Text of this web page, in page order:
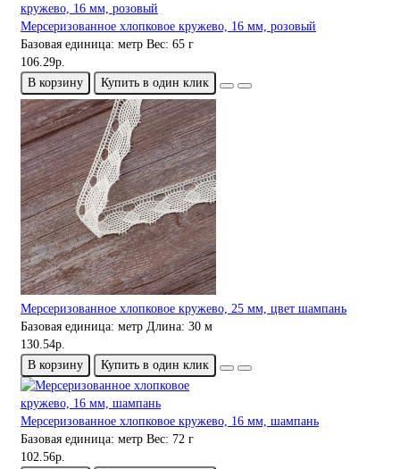
Мерсеризованное хлопковое кружево, 16 мм, розовый
Базовая единица: метр Вес: 65 г
106.29р.
В корзину
Купить в один клик
Мерсеризованное хлопковое кружево, 25 мм, цвет шампань
Базовая единица: метр Длина: 30 м
130.54р.
В корзину
Купить в один клик
Мерсеризованное хлопковое кружево, 16 мм, шампань
Базовая единица: метр Вес: 72 г
102.56р.